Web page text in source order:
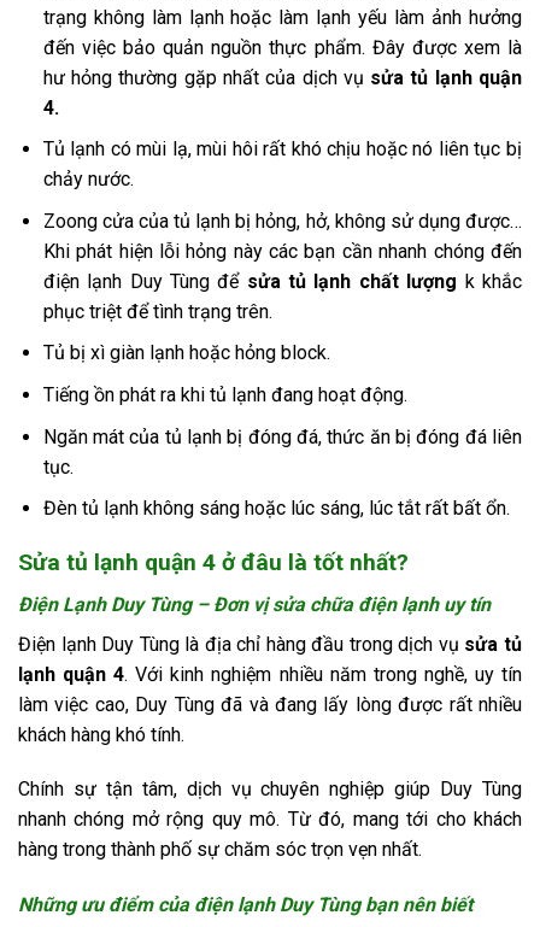
trạng không làm lạnh hoặc làm lạnh yếu làm ảnh hưởng
đến việc bảo quản nguồn thực phẩm. Đây được xem là
hư hỏng thường gặp nhất của dịch vụ sửa tủ lạnh quận
4.
Tủ lạnh có mùi lạ, mùi hôi rất khó chịu hoặc nó liên tục bị
chảy nước.
Zoong cửa của tủ lạnh bị hỏng, hở, không sử dụng được…
Khi phát hiện lỗi hỏng này các bạn cần nhanh chóng đến
điện lạnh Duy Tùng để sửa tủ lạnh chất lượng k khắc
phục triệt để tình trạng trên.
Tủ bị xì giàn lạnh hoặc hỏng block.
Tiếng ồn phát ra khi tủ lạnh đang hoạt động.
Ngăn mát của tủ lạnh bị đóng đá, thức ăn bị đóng đá liên
tục.
Đèn tủ lạnh không sáng hoặc lúc sáng, lúc tắt rất bất ổn.
Sửa tủ lạnh quận 4 ở đâu là tốt nhất?
Điện Lạnh Duy Tùng – Đơn vị sửa chữa điện lạnh uy tín
Điện lạnh Duy Tùng là địa chỉ hàng đầu trong dịch vụ sửa tủ
lạnh quận 4. Với kinh nghiệm nhiều năm trong nghề, uy tín
làm việc cao, Duy Tùng đã và đang lấy lòng được rất nhiều
khách hàng khó tính.
Chính sự tận tâm, dịch vụ chuyên nghiệp giúp Duy Tùng
nhanh chóng mở rộng quy mô. Từ đó, mang tới cho khách
hàng trong thành phố sự chăm sóc trọn vẹn nhất.
Những ưu điểm của điện lạnh Duy Tùng bạn nên biết